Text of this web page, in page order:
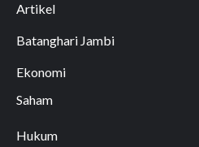
Artikel
Batanghari Jambi
Ekonomi
Saham
Hukum